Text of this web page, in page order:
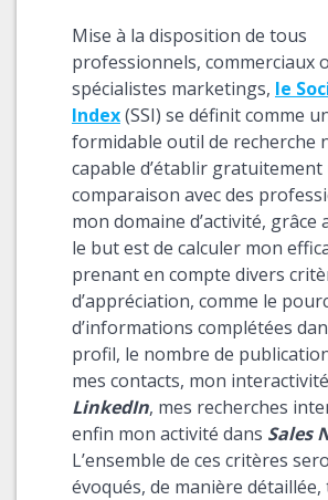
Mise à la disposition de tous
professionnels, commerciaux
spécialistes marketings, le
Index(SSI) se définit comme
formidable outil de recherche
capable d’établir gratuitement
comparaison avec des
mon domaine d’activité, grâce
le but est de calculer mon
prenant en compte divers
d’appréciation, comme le
d’informations complétées
profil, le nombre de
mes contacts, mon
LinkedIn, mes recherches
enfin mon activité dans Sales
L’ensemble de ces critères
évoqués, de manière